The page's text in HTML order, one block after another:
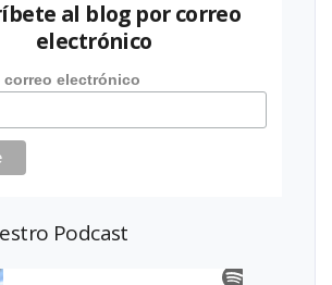
al blog por correo
electrónico
correo electrónico
Podcast